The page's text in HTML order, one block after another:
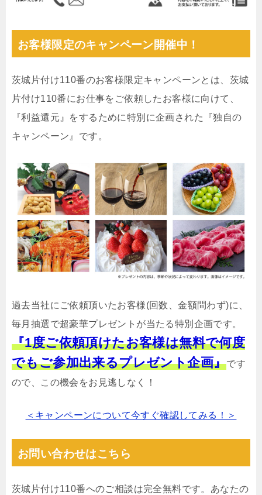
お客様限定のキャンペーン開催中！
茨城片付け110番のお客様限定キャンペーンとは、茨城
片付け110番にお仕事をご依頼したお客様に向けて、
『利益還元』をするために特別に企画された『独自の
キャンペーン』です。
過去当社にご依頼頂いたお客様(回数、金額問わず)に、
毎月抽選で超豪華プレゼントが当たる特別企画です。
『1度ご依頼頂けたお客様は無料で何度
でもご参加出来るプレゼント企画』です
ので、この機会をお見逃しなく！
＜キャンペーンについて今すぐ確認してみる！＞
お問い合わせはこちら
茨城片付け110番へのご相談は完全無料です。あなたの